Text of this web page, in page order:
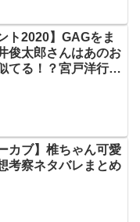
ト2020】GAGをま
俊太郎さんはあのお
てる！？宮戸洋行さ
カブ】椎ちゃん可愛
考察ネタバレまとめ